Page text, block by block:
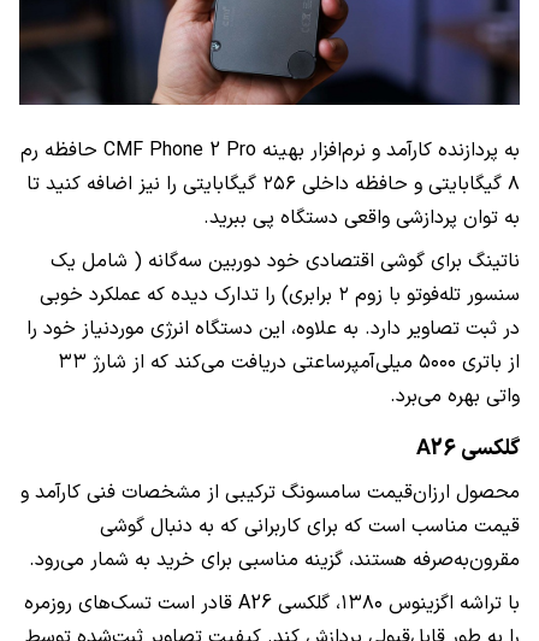
به پردازنده کارآمد و نرم‌افزار بهینه CMF Phone 2 Pro حافظه رم
۸ گیگابایتی و حافظه داخلی ۲۵۶ گیگابایتی را نیز اضافه کنید تا
به توان پردازشی واقعی دستگاه پی ببرید.
ناتینگ برای گوشی اقتصادی خود دوربین سه‌گانه ( شامل یک
سنسور تله‌فوتو با زوم ۲ برابری) را تدارک دیده که عملکرد خوبی
در ثبت تصاویر دارد. به علاوه، این دستگاه انرژی موردنیاز خود را
از باتری ۵۰۰۰ میلی‌آمپرساعتی دریافت می‌کند که از شارژ ۳۳
واتی بهره می‌برد.
گلکسی A26
محصول ارزان‌قیمت سامسونگ ترکیبی از مشخصات فنی کارآمد و
قیمت مناسب است که برای کاربرانی که به دنبال گوشی
مقرون‌به‌صرفه هستند، گزینه مناسبی برای خرید به شمار می‌رود.
با تراشه اگزینوس ۱۳۸۰، گلکسی A26 قادر است تسک‌های روزمره